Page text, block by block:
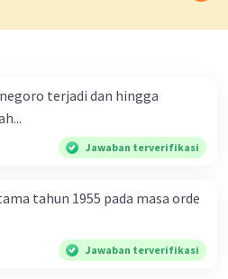
terjadi dan hingga
Jawaban terverifikasi
tahun 1955 pada masa orde
Jawaban terverifikasi